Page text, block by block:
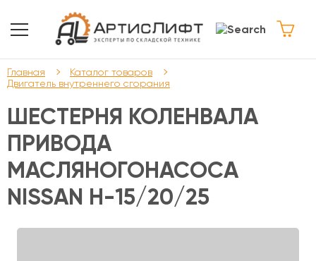
Главная
Каталог товаров
Двигатель внутреннего сгорания
ШЕСТЕРНЯ КОЛЕНВАЛА
ПРИВОДА
МАСЛЯНОГОНАСОСА
NISSAN H-15/20/25